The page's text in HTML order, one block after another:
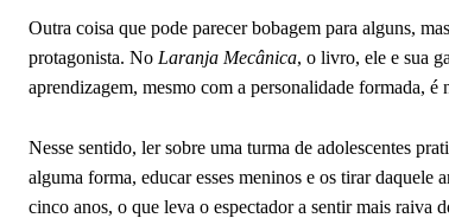
Outra coisa que pode parecer bobagem para alguns,
protagonista. No Laranja Mecânica, o livro, ele e sua
aprendizagem, mesmo com a personalidade formada,
Nesse sentido, ler sobre uma turma de adolescentes
alguma forma, educar esses meninos e os tirar
cinco anos, o que leva o espectador a sentir mais raiva